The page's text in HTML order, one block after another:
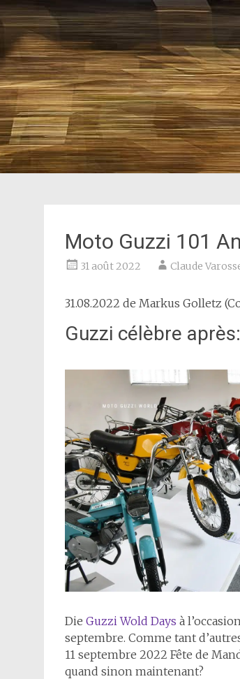
Moto Guzzi 101
31 août 2022 Claude
31.08.2022 de Markus Golletz
Guzzi célèbre
Die Guzzi Wold Days à
septembre. Comme tant
11 septembre 2022 Fête de
quand sinon maintenant?